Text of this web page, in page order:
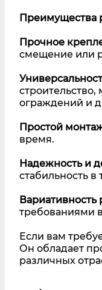
Преимущества
Прочное
смещение или
ограждений и
Простой
время.
Надежность и
стабильность
Вариативность
требованиями
Если вам
Он обладает
различных